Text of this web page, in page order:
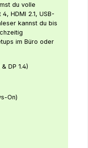
du volle
HDMI 2.1, USB-
kannst du bis
im Büro oder
DP 1.4)
On)